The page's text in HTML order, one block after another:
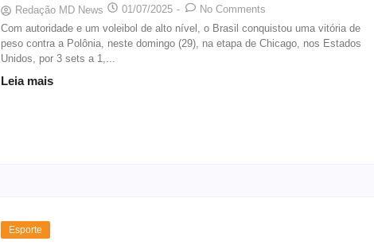
Redação MD News 01/07/2025 -
No Comments
Com autoridade e um voleibol de alto nível, o Brasil conquistou uma vitória de
peso contra a Polônia, neste domingo (29), na etapa de Chicago, nos Estados
Unidos, por 3 sets a 1,...
Leia mais
Esporte